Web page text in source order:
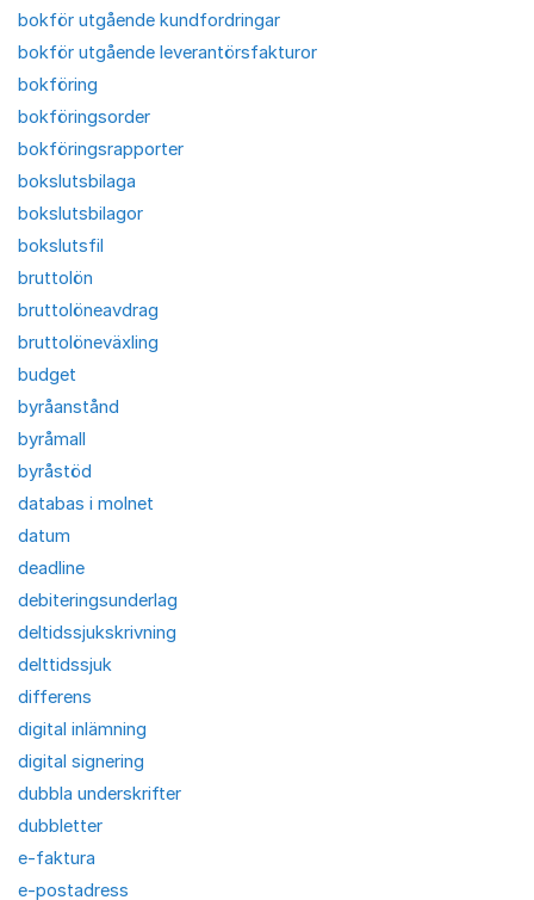
bokför utgående kundfordringar
bokför utgående leverantörsfakturor
bokföring
bokföringsorder
bokföringsrapporter
bokslutsbilaga
bokslutsbilagor
bokslutsfil
bruttolön
bruttolöneavdrag
bruttolöneväxling
budget
byråanstånd
byråmall
byråstöd
databas i molnet
datum
deadline
debiteringsunderlag
deltidssjukskrivning
delttidssjuk
differens
digital inlämning
digital signering
dubbla underskrifter
dubbletter
e-faktura
e-postadress